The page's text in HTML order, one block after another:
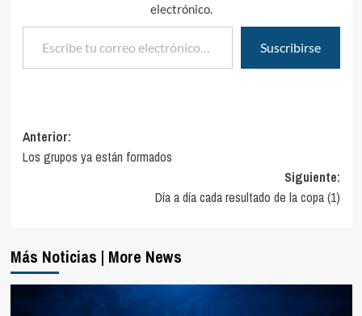
electrónico.
Escribe tu correo electrónico…
Suscribirse
Navegación
de
Anterior:
Los grupos ya están formados
Siguiente:
Día a día cada resultado de la copa (1)
Más Noticias | More News